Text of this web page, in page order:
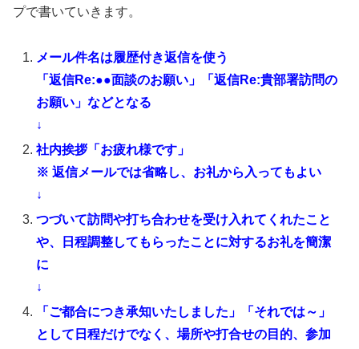
プで書いていきます。
メール件名は履歴付き返信を使う
「返信Re:●●面談のお願い」「返信Re:貴部署訪問の
お願い」などとなる
↓
社内挨拶「お疲れ様です」
※ 返信メールでは省略し、お礼から入ってもよい
↓
つづいて訪問や打ち合わせを受け入れてくれたこと
や、日程調整してもらったことに対するお礼を簡潔
に
↓
「ご都合につき承知いたしました」「それでは～」
として日程だけでなく、場所や打合せの目的、参加